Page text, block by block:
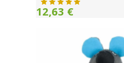
12,63 €